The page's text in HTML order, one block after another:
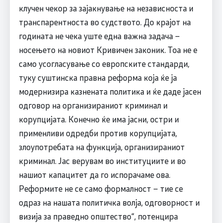
клучен чекор за зајакнување на независноста и
транспарентноста во судството. До крајот на
годината не чека уште една важна задача –
носењето на новиот Кривичен законик. Тоа не е
само усогласување со европските стандарди,
туку суштинска правна реформа која ќе ја
модернизира казнената политика и ќе даде јасен
одговор на организираниот криминал и
корупцијата. Конечно ќе има јасни, остри и
применливи одредби против корупцијата,
злоупотребата на функција, организираниот
криминал. Јас верувам во институциите и во
нашиот капацитет да го испорачаме ова.
Реформите не се само формалност – тие се
одраз на нашата политичка волја, одговорност и
визија за праведно општество“, потенцира